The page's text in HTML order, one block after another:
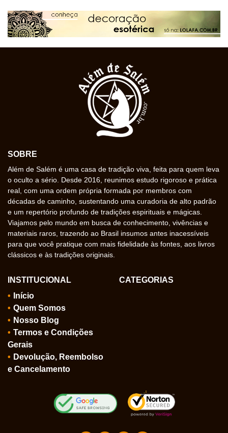
SOBRE
Além de Salém é uma casa de tradição viva, feita para quem leva
o oculto a sério. Desde 2016, reunimos estudo rigoroso e prática
real, com uma ordem própria formada por membros com
décadas de caminho, sustentando uma curadoria de alto padrão
e um repertório profundo de tradições espirituais e mágicas.
Viajamos pelo mundo em busca de conhecimento, vivências e
materiais raros, trazendo ao Brasil insumos antes inacessíveis
para que você pratique com mais fidelidade às fontes, aos livros
clássicos e às tradições originais.
INSTITUCIONAL
Início
Quem Somos
Nosso Blog
Termos e Condições
Gerais
Devolução, Reembolso
e Cancelamento
CATEGORIAS